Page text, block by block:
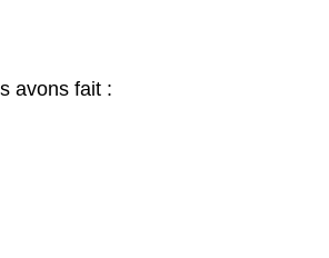
avons fait :